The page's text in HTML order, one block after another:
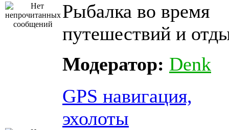
Рыбалка во время
путешествий и
Модератор: Denk
GPS навигация,
эхолоты